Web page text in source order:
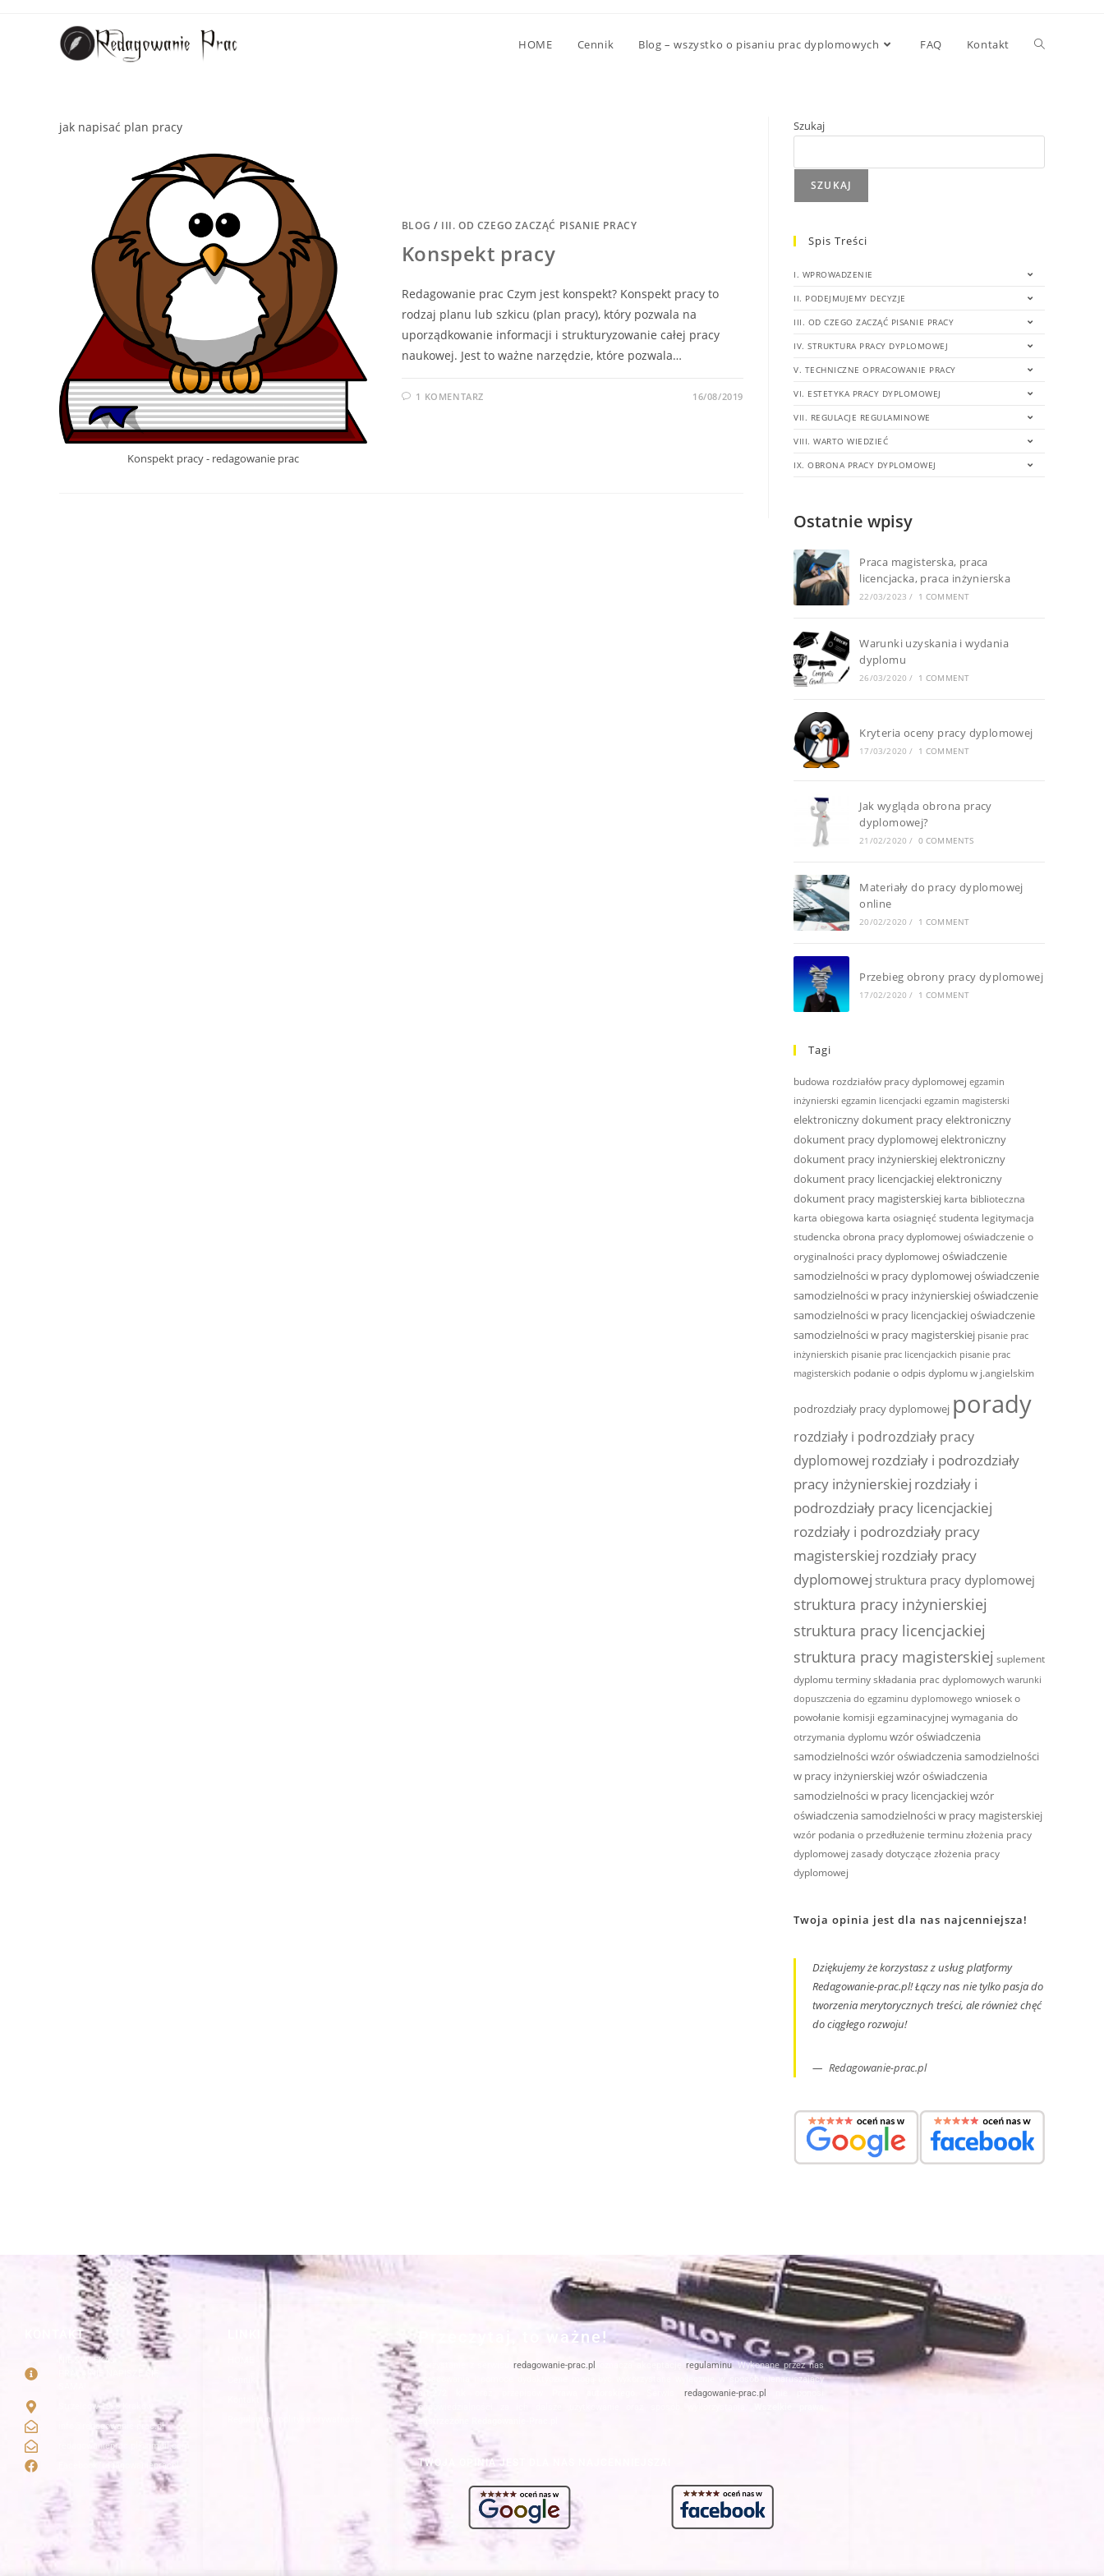
HOME Cennik Blog – wszystko o pisaniu prac dyplomowych FAQ Kontakt
jak napisać plan pracy
Konspekt pracy - redagowanie prac
BLOG / III. OD CZEGO ZACZĄĆ PISANIE PRACY
Konspekt pracy
Redagowanie prac Czym jest konspekt? Konspekt pracy to
rodzaj planu lub szkicu (plan pracy), który pozwala na
uporządkowanie informacji i strukturyzowanie całej pracy
naukowej. Jest to ważne narzędzie, które pozwala…
1 KOMENTARZ 16/08/2019
Szukaj
SZUKAJ
Spis Treści
I. WPROWADZENIE
II. PODEJMUJEMY DECYZJE
III. OD CZEGO ZACZĄĆ PISANIE PRACY
IV. STRUKTURA PRACY DYPLOMOWEJ
V. TECHNICZNE OPRACOWANIE PRACY
VI. ESTETYKA PRACY DYPLOMOWEJ
VII. REGULACJE REGULAMINOWE
VIII. WARTO WIEDZIEĆ
IX. OBRONA PRACY DYPLOMOWEJ
Ostatnie wpisy
Praca magisterska, praca
licencjacka, praca inżynierska
22/03/2023 / 1 COMMENT
Warunki uzyskania i wydania
dyplomu
26/03/2020 / 1 COMMENT
Kryteria oceny pracy dyplomowej
17/03/2020 / 1 COMMENT
Jak wygląda obrona pracy
dyplomowej?
21/02/2020 / 0 COMMENTS
Materiały do pracy dyplomowej
online
20/02/2020 / 1 COMMENT
Przebieg obrony pracy dyplomowej
17/02/2020 / 1 COMMENT
Tagi
budowa rozdziałów pracy dyplomowej egzamin
inżynierski egzamin licencjacki egzamin magisterski
elektroniczny dokument pracyelektroniczny
dokument pracy dyplomowejelektroniczny
dokument pracy inżynierskiejelektroniczny
dokument pracy licencjackiejelektroniczny
dokument pracy magisterskiej karta biblioteczna
karta obiegowa karta osiagnięć studenta legitymacja
studencka obrona pracy dyplomowej oświadczenie o
oryginalności pracy dyplomowej oświadczenie
samodzielności w pracy dyplomowejoświadczenie
samodzielności w pracy inżynierskiejoświadczenie
samodzielności w pracy licencjackiejoświadczenie
samodzielności w pracy magisterskiej pisanie prac
inżynierskich pisanie prac licencjackich pisanie prac
magisterskich podanie o odpis dyplomu w j.angielskim
podrozdziały pracy dyplomowej porady
rozdziały i podrozdziały pracy
dyplomowej rozdziały i podrozdziały
pracy inżynierskiej rozdziały i
podrozdziały pracy licencjackiej
rozdziały i podrozdziały pracy
magisterskiej rozdziały pracy
dyplomowej struktura pracy dyplomowej
struktura pracy inżynierskiej
struktura pracy licencjackiej
struktura pracy magisterskiej suplement
dyplomuterminy składania prac dyplomowych warunki
dopuszczenia do egzaminu dyplomowego wniosek o
powołanie komisji egzaminacyjnej wymagania do
otrzymania dyplomuwzór oświadczenia
samodzielnościwzór oświadczenia samodzielności
w pracy inżynierskiejwzór oświadczenia
samodzielności w pracy licencjackiejwzór
oświadczenia samodzielności w pracy magisterskiej
wzór podania o przedłużenie terminu złożenia pracy
dyplomowej zasady dotyczące złożenia pracy
dyplomowej
Twoja opinia jest dla nas najcenniejsza!
Dziękujemy że korzystasz z usług platformy
Redagowanie-prac.pl! Łączy nas nie tylko pasja do
tworzenia merytorycznych treści, ale również chęć
do ciągłego rozwoju!
Redagowanie-prac.pl
KONTAKT
NIE ZWLEKAJ
Strzelców 19/5 Kraków
info@redagowanie-prac.pl
redagowanieprac.pl@gmail.com
Facebook/redagowaniepracpl
Regulamin i polityka prywatności
Przeczytaj, to ważne!
Korzystanie z serwisuredagowanie-prac.pl regulaminu. Wykonane przez nas
opracowania i pomoce dydaktyczne mogą być wykorzystane wyłącznie w sposób nienaruszający
redagowanie-prac.pl
odpowiedzialności za ich dalsze użytkowanie oraz sposób wykorzystania.
TWOJA OPINIA JEST DLA NAS NAJCENNIEJSZA!